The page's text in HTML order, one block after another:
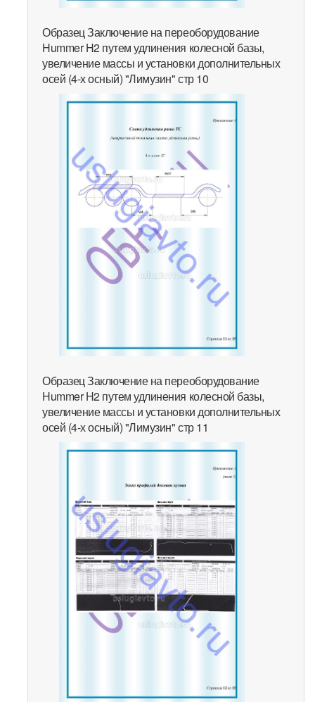
Образец Заключение на переоборудование
Hummer H2 путем удлинения колесной базы,
увеличение массы и установки дополнительных
осей (4-х осный) "Лимузин" стр 10
Образец Заключение на переоборудование
Hummer H2 путем удлинения колесной базы,
увеличение массы и установки дополнительных
осей (4-х осный) "Лимузин" стр 11